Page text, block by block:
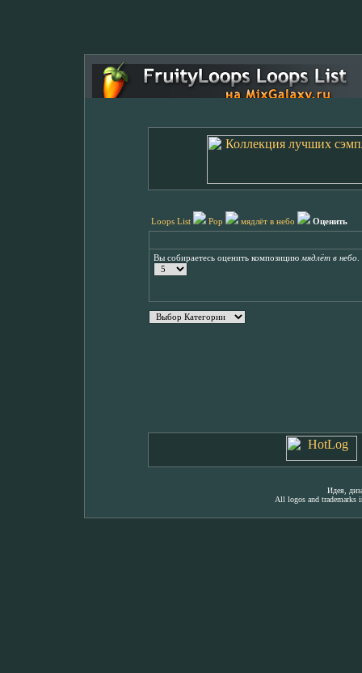
Loops List Pop мядлёт в небо Оценить
Вы собираетесь оценить композицию мядлёт в небо
Идея,
All logos and trademarks